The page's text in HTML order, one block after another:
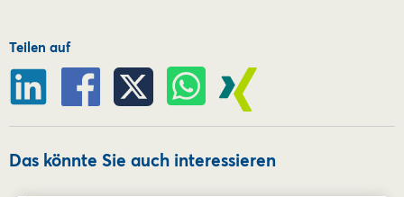
Teilen auf
Das könnte Sie auch interessieren